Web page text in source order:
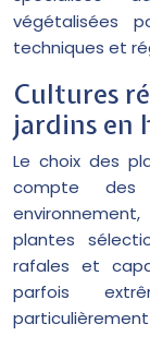
végétalisées
techniques et
Cultures
jardins en
Le choix des
compte des
plantes
rafales et
parfois